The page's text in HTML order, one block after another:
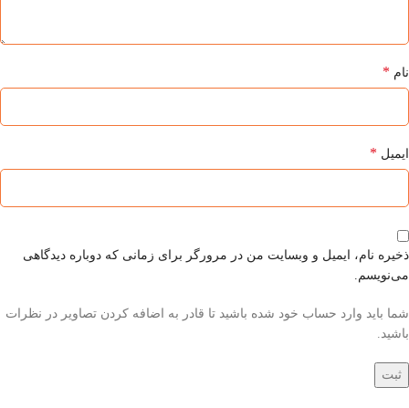
نام *
ایمیل *
ذخیره نام، ایمیل و وبسایت من در مرورگر برای زمانی که دوباره دیدگاهی
می‌نویسم.
شما باید وارد حساب خود شده باشید تا قادر به اضافه کردن تصاویر در نظرات
باشید.